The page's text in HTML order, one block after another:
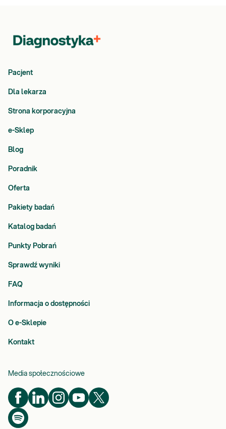
Pacjent
Dla lekarza
Strona korporacyjna
e-Sklep
Blog
Poradnik
Oferta
Pakiety badań
Katalog badań
Punkty Pobrań
Sprawdź wyniki
FAQ
Informacja o dostępności
O e-Sklepie
Kontakt
Media społecznościowe